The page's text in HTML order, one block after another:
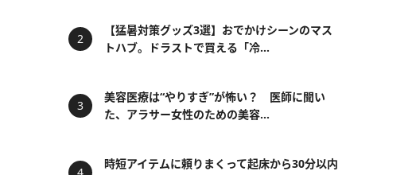
【猛暑対策グッズ3選】おでかけシーンのマス
トハブ。ドラストで買える「冷...
美容医療は“やりすぎ”が怖い？ 医師に聞い
た、アラサー女性のための美容...
時短アイテムに頼りまくって起床から30分以内